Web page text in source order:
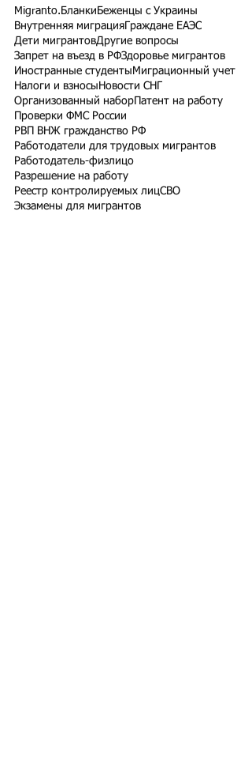
Migranto.Бланки Беженцы с Украины
Внутренняя миграция Граждане ЕАЭС
Дети мигрантовДругие вопросы
Запрет на въезд в РФЗдоровье мигрантов
Иностранные студенты Миграционный учет
Налоги и взносы Новости СНГ
Организованный набор Патент на работу
Проверки ФМС России
РВП ВНЖ гражданство РФ
Работодатели для трудовых мигрантов
Работодатель-физлицо
Разрешение на работу
Реестр контролируемых лицСВО
Экзамены для мигрантов